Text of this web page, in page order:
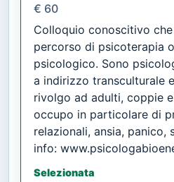
€ 60
Colloquio conoscitivo
percorso di psicoterapia
psicologico. Sono
a indirizzo transculturale
rivolgo ad adulti, coppie
occupo in particolare di
relazionali, ansia, panico,
info:
Selezionata